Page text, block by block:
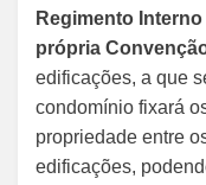
Regimento
própria
edificações, a que
condomínio fixará
propriedade entre
edificações,